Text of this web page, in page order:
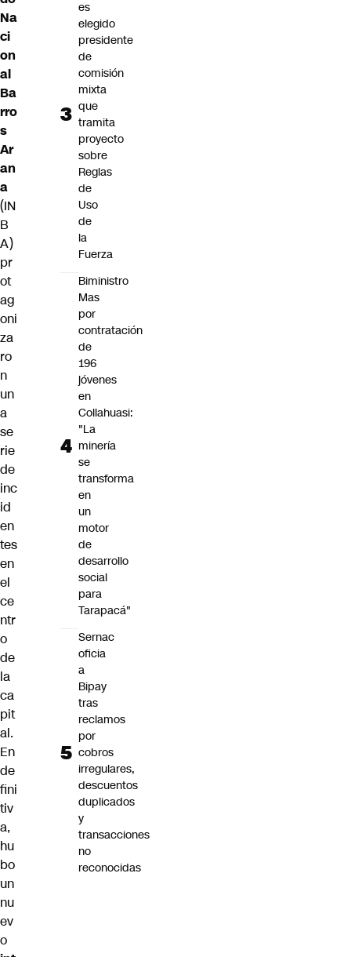
Na
ci
on
al
Ba
rro
s
Ar
an
a
(IN
B
A)
pr
ot
ag
oni
za
ro
n
un
a
se
rie
de
inc
id
en
tes
en
el
ce
ntr
o
de
la
ca
pit
al.
En
de
fini
tiv
a,
hu
bo
un
nu
ev
o
es
elegido
presidente
de
comisión
mixta
que
tramita
proyecto
sobre
Reglas
de
Uso
de
la
Fuerza
Biministro
Mas
por
contratación
de
196
jóvenes
en
Collahuasi:
"La
minería
se
transforma
en
un
motor
de
desarrollo
social
para
Tarapacá"
Sernac
oficia
a
Bipay
tras
reclamos
por
cobros
irregulares,
descuentos
duplicados
y
transacciones
no
reconocidas